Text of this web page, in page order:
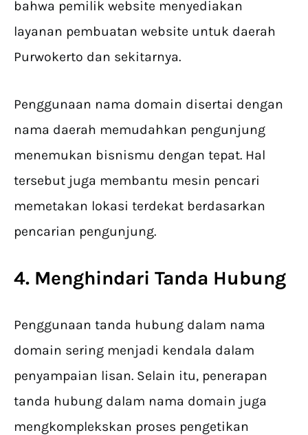
bahwa pemilik website menyediakan
layanan pembuatan website untuk daerah
Purwokerto dan sekitarnya.
Penggunaan nama domain disertai dengan
nama daerah memudahkan pengunjung
menemukan bisnismu dengan tepat. Hal
tersebut juga membantu mesin pencari
memetakan lokasi terdekat berdasarkan
pencarian pengunjung.
4. Menghindari Tanda Hubung
Penggunaan tanda hubung dalam nama
domain sering menjadi kendala dalam
penyampaian lisan. Selain itu, penerapan
tanda hubung dalam nama domain juga
mengkomplekskan proses pengetikan